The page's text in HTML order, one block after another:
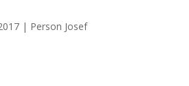
| Person Josef